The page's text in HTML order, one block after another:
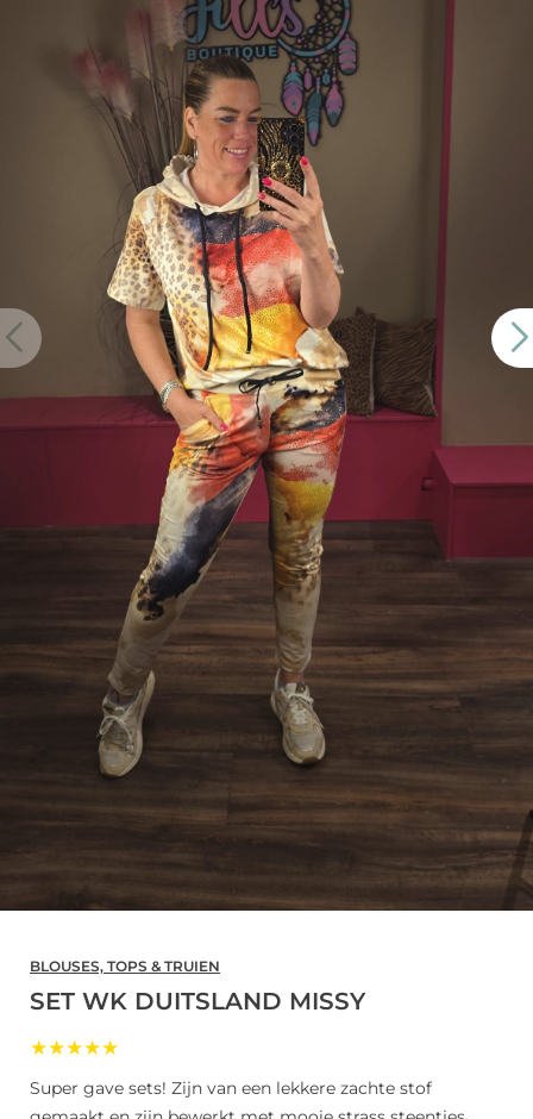
BLOUSES, TOPS & TRUIEN
SET WK DUITSLAND MISSY
★★★★★
Super gave sets! Zijn van een lekkere zachte stof